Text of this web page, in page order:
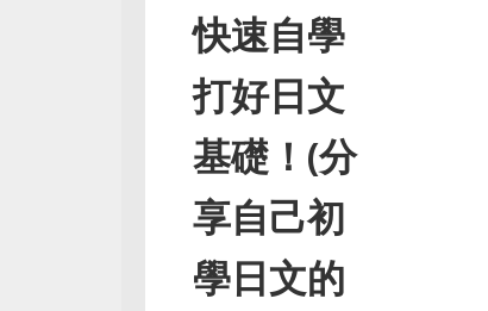
快速自學
打好日文
基礎！(分
享自己初
學日文的